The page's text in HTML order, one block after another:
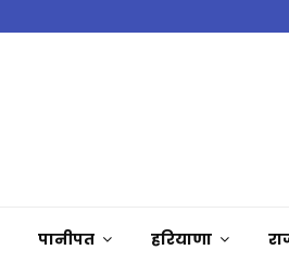
पानीपत हरियाणा